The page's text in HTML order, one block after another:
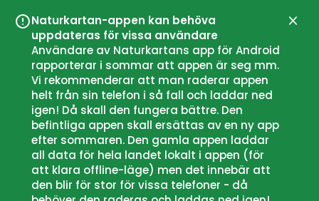
Naturkartan-appen kan behöva
uppdateras för vissa användare
Användare av Naturkartans app för Android
rapporterar i sommar att appen är seg mm.
Vi rekommenderar att man raderar appen
helt från sin telefon i så fall och laddar ned
igen! Då skall den fungera bättre. Den
befintliga appen skall ersättas av en ny app
efter sommaren. Den gamla appen laddar
all data för hela landet lokalt i appen (för
att klara offline-läge) men det innebär att
den blir för stor för vissa telefoner - då